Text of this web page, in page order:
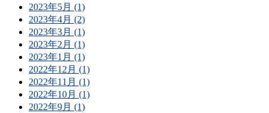
2023年5月 (1)
2023年4月 (2)
2023年3月 (1)
2023年2月 (1)
2023年1月 (1)
2022年12月 (1)
2022年11月 (1)
2022年10月 (1)
2022年9月 (1)